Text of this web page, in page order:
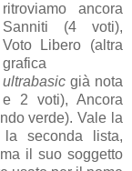
ritroviamo ancora
Sanniti (4 voti),
Voto Libero (altra
grafica
ultrabasicgià nota
e 2 voti), Ancora
verde). Vale la
seconda lista,
il suo soggetto